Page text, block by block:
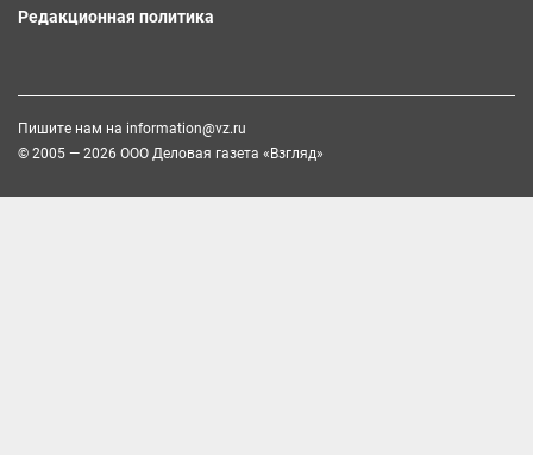
Редакционная политика
Пишите нам на information@vz.ru
© 2005 — 2026 ООО Деловая газета «Взгляд»